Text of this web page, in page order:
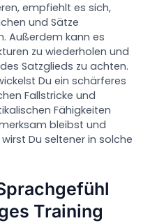
empfiehlt es sich,
und Sätze
Außerdem kann es
zu wiederholen und
Satzglieds zu achten.
Du ein schärferes
Fallstricke und
Fähigkeiten
bleibst und
Du seltener in solche
Training